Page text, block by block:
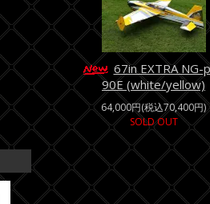
67in EXTRA NG-
90E (white/yellow)
64,000円(税込70,400円)
SOLD OUT